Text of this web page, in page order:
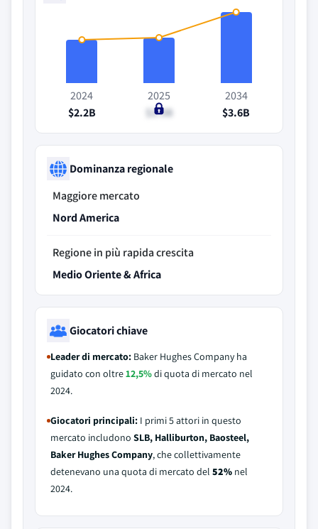
2024
$2.2B
2025
$2.3B
2034
$3.6B
Dominanza regionale
Maggiore mercato
Nord America
Regione in più rapida crescita
Medio Oriente & Africa
Giocatori chiave
Leader di mercato: Baker Hughes Company ha
guidato con oltre12,5%di quota di mercato nel
2024.
Giocatori principali: I primi 5 attori in questo
mercato includono SLB, Halliburton, Baosteel,
Baker Hughes Company, che collettivamente
detenevano una quota di mercato del 52% nel
2024.